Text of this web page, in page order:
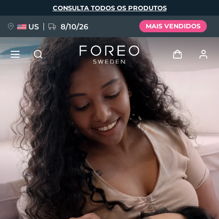
principal
CONSULTA TODOS OS PRODUTOS
US 8/10/26 MAIS VENDIDOS
Perfil de usuário
Meus aparelhos
Meus pedidos
Meus endereços
As minhas subscrições
NOVIDADE
FAQ™ Pure Beauty-Tech Elixir
BREAKING NEWS
issa™ Teeth Whitening Set
Idioma
English Deutsch
Español
Français
Italiano
Português
Polski
Svenska
Русский
Türkçe
简体中文 繁體中文